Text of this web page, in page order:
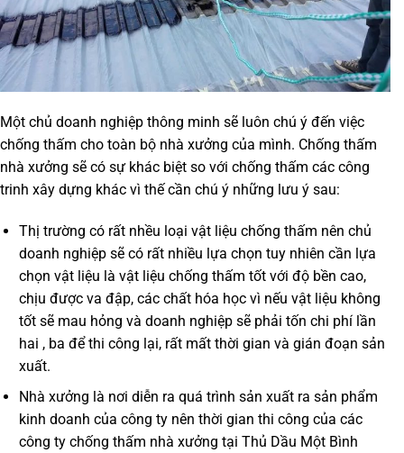
Một chủ doanh nghiệp thông minh sẽ luôn chú ý đến việc
chống thấm cho toàn bộ nhà xưởng của mình. Chống thấm
nhà xưởng sẽ có sự khác biệt so với chống thấm các công
trinh xây dựng khác vì thế cần chú ý những lưu ý sau:
Thị trường có rất nhều loại vật liệu chống thấm nên chủ
doanh nghiệp sẽ có rất nhiều lựa chọn tuy nhiên cần lựa
chọn vật liệu là vật liệu chống thấm tốt với độ bền cao,
chịu được va đập, các chất hóa học vì nếu vật liệu không
tốt sẽ mau hỏng và doanh nghiệp sẽ phải tốn chi phí lần
hai , ba để thi công lại, rất mất thời gian và gián đoạn sản
xuất.
Nhà xưởng là nơi diễn ra quá trình sản xuất ra sản phẩm
kinh doanh của công ty nên thời gian thi công của các
công ty chống thấm nhà xưởng tại Thủ Dầu Một Bình